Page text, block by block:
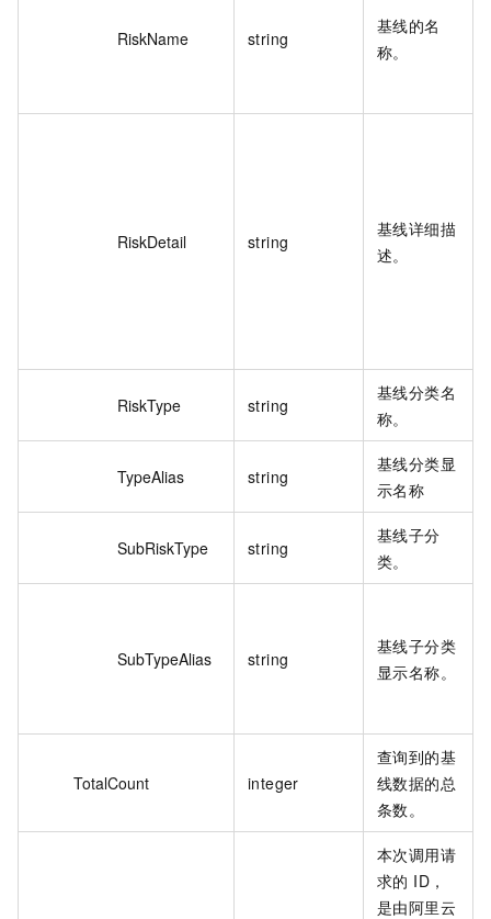
RiskName string
基线的名
称。
RiskDetail string
基线详细描
述。
RiskType string
基线分类名
称。
TypeAlias string
基线分类显
示名称
SubRiskType string
基线子分
类。
SubTypeAlias string
基线子分类
显示名称。
TotalCount integer
查询到的基
线数据的总
条数。
本次调用请
求的 ID，
是由阿里云